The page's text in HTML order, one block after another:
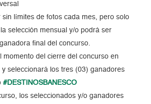
sin límites de fotos cada mes, pero solo
selección mensual y/o podrá ser
final del concurso.
momento del cierre del concurso en
y seleccionará los tres (03) ganadores
#DESTINOSBANESCO
los seleccionados y/o ganadores